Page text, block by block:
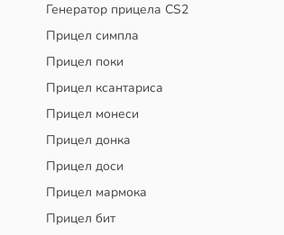
Генератор прицела CS2
Прицел симпла
Прицел поки
Прицел ксантариса
Прицел монеси
Прицел донка
Прицел доси
Прицел мармока
Прицел бит